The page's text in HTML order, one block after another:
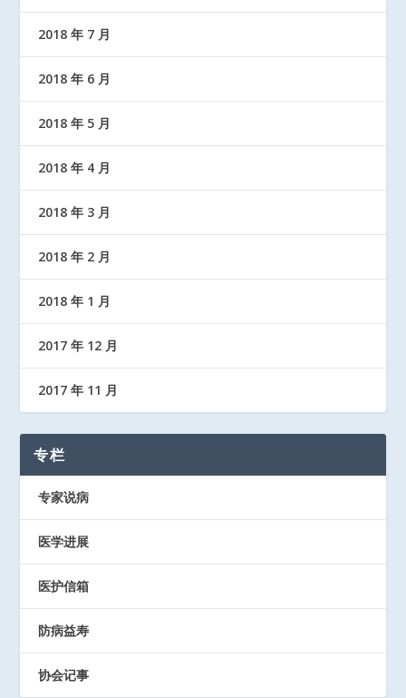
2018 年 7 月
2018 年 6 月
2018 年 5 月
2018 年 4 月
2018 年 3 月
2018 年 2 月
2018 年 1 月
2017 年 12 月
2017 年 11 月
专栏
专家说病
医学进展
医护信箱
防病益寿
协会记事